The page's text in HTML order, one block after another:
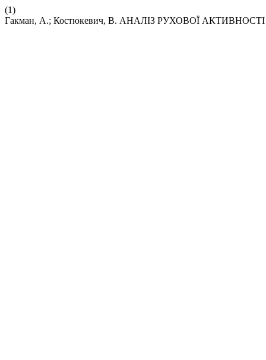
(1)
Гакман, А.; Костюкевич, В. АНАЛІЗ РУХОВОЇ